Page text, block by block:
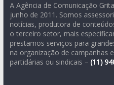
A Agência de Comunicação
junho de 2011. Somos
notícias, produtora de
o terceiro setor, mais
prestamos serviços para
na organização de campanhas
partidárias ou sindicais – (11)